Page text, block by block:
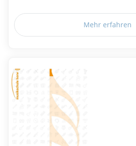
Mehr erfahren